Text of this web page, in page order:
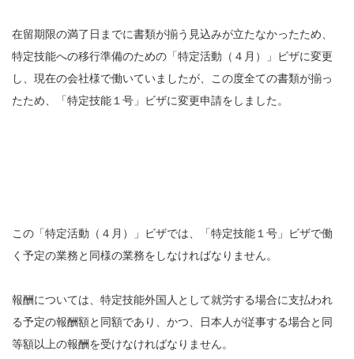
在留期限の満了日までに書類が揃う見込みが立たなかったため、
特定技能への移行準備のための「特定活動（４月）」ビザに変更
し、現在の会社様で働いていましたが、この度全ての書類が揃っ
たため、「特定技能１号」ビザに変更申請をしました。
この「特定活動（４月）」ビザでは、「特定技能１号」ビザで働
く予定の業務と同様の業務をしなければなりません。
報酬については、特定技能外国人として就労する場合に支払われ
る予定の報酬額と同額であり、かつ、日本人が従事する場合と同
等額以上の報酬を受けなければなりません。